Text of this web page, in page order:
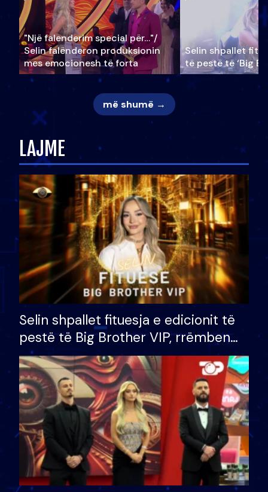
"Një falenderim special për…"/
Selin falënderon produksionin
mes emocionesh të forta
Selin shpallet
të pestë të ‘Big
më shumë →
LAJME
Selin shpallet fituesja e edicionit të
pestë të Big Brother VIP, rrëmben
çmimin e madh prej 100 mijë eurosh